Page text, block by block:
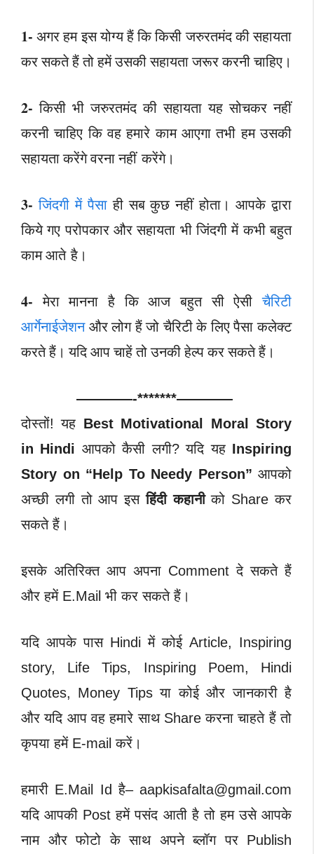
1- अगर हम इस योग्य हैं कि किसी जरुरतमंद की सहायता
कर सकते हैं तो हमें उसकी सहायता जरूर करनी चाहिए।
2- किसी भी जरुरतमंद की सहायता यह सोचकर नहीं
करनी चाहिए कि वह हमारे काम आएगा तभी हम उसकी
सहायता करेंगे वरना नहीं करेंगे।
3- जिंदगी में पैसाही सब कुछ नहीं होता। आपके द्वारा
किये गए परोपकार और सहायता भी जिंदगी में कभी बहुत
काम आते है।
4- मेरा मानना है कि आज बहुत सी ऐसीचैरिटी
आर्गेनाईजेशनऔर लोग हैं जो चैरिटी के लिए पैसा कलेक्ट
करते हैं। यदि आप चाहें तो उनकी हेल्प कर सकते हैं।
————-*******————
दोस्तों! यह Best Motivational Moral Story
in Hindi आपको कैसी लगी? यदि यह Inspiring
Story on “Help To Needy Person” आपको
अच्छी लगी तो आप इसहिंदी कहानीको Share कर
सकते हैं।
इसके अतिरिक्त आप अपना Comment दे सकते हैं
और हमें E.Mail भी कर सकते हैं।
यदि आपके पास Hindi में कोई Article, Inspiring
story, Life Tips, Inspiring Poem, Hindi
Quotes, Money Tips या कोई और जानकारी है
और यदि आप वह हमारे साथ Share करना चाहते हैं तो
कृपया हमें E-mail करें।
हमारी E.Mail Id है– aapkisafalta@gmail.com
यदि आपकी Post हमें पसंद आती है तो हम उसे आपके
नाम और फोटो के साथ अपने ब्लॉग पर Publish